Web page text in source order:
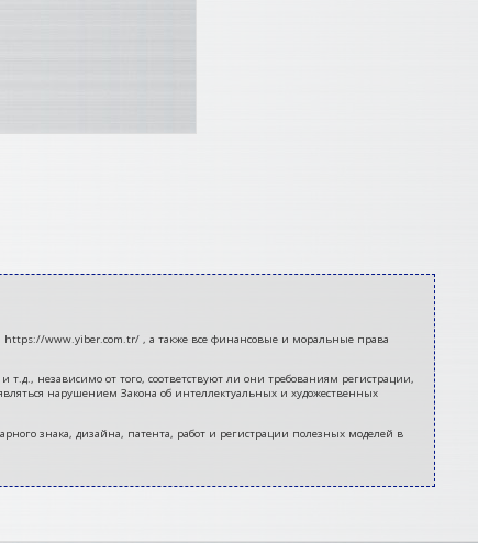
https://www.yiber.com.tr/ , а также все финансовые и моральные права
независимо от того, соответствуют ли они требованиям регистрации,
нарушением Закона об интеллектуальных и художественных
знака, дизайна, патента, работ и регистрации полезных моделей в